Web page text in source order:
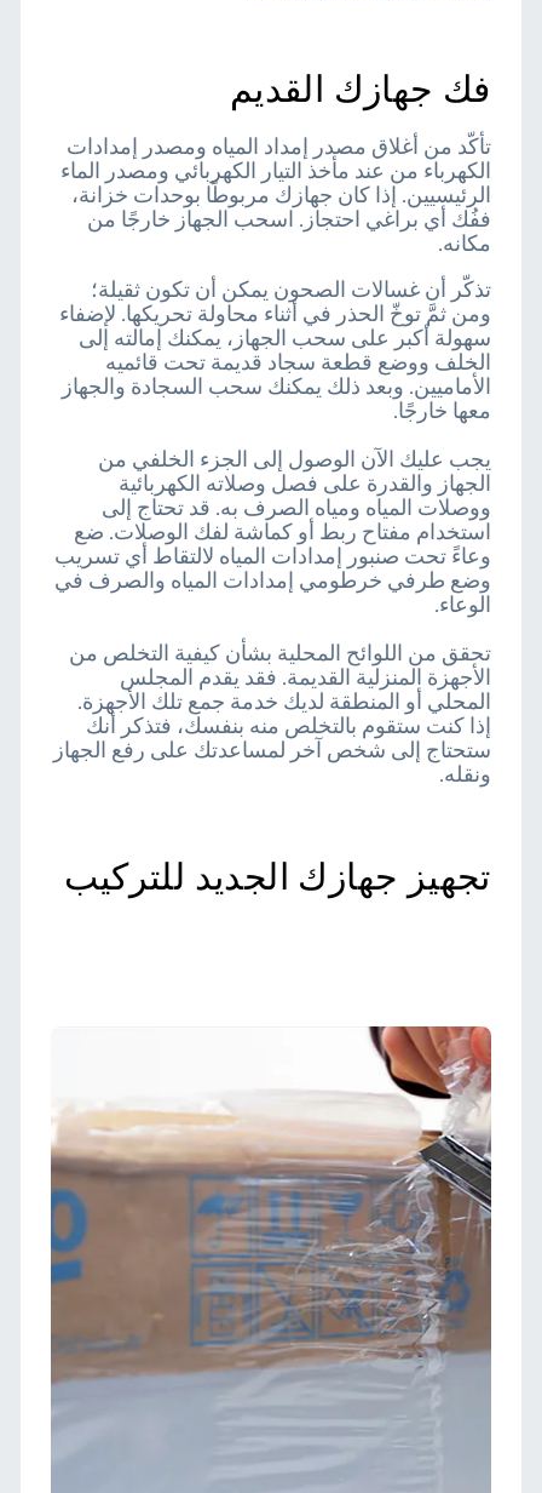
فك جهازك القديم
تأكّد من أغلاق مصدر إمداد المياه ومصدر إمدادات
الكهرباء من عند مأخذ التيار الكهربائي ومصدر الماء
الرئيسيين. إذا كان جهازك مربوطًا بوحدات خزانة،
ففُك أي براغي احتجاز. اسحب الجهاز خارجًا من
مكانه.
تذكّر أن غسالات الصحون يمكن أن تكون ثقيلة؛
ومن ثمَّ توخّ الحذر في أثناء محاولة تحريكها. لإضفاء
سهولة أكبر على سحب الجهاز، يمكنك إمالته إلى
الخلف ووضع قطعة سجاد قديمة تحت قائميه
الأماميين. وبعد ذلك يمكنك سحب السجادة والجهاز
معها خارجًا.
يجب عليك الآن الوصول إلى الجزء الخلفي من
الجهاز والقدرة على فصل وصلاته الكهربائية
ووصلات المياه ومياه الصرف به. قد تحتاج إلى
استخدام مفتاح ربط أو كماشة لفك الوصلات. ضع
وعاءً تحت صنبور إمدادات المياه لالتقاط أي تسريب
وضع طرفي خرطومي إمدادات المياه والصرف في
الوعاء.
تحقق من اللوائح المحلية بشأن كيفية التخلص من
الأجهزة المنزلية القديمة. فقد يقدم المجلس
المحلي أو المنطقة لديك خدمة جمع تلك الأجهزة.
إذا كنت ستقوم بالتخلص منه بنفسك، فتذكر أنك
ستحتاج إلى شخص آخر لمساعدتك على رفع الجهاز
ونقله.
تجهيز جهازك الجديد للتركيب